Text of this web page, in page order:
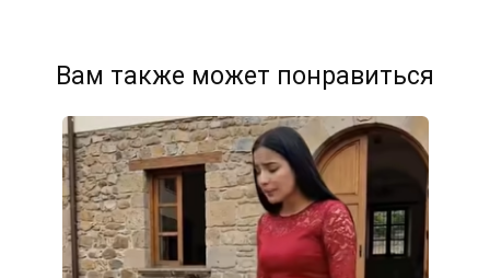
Вам также может понравиться